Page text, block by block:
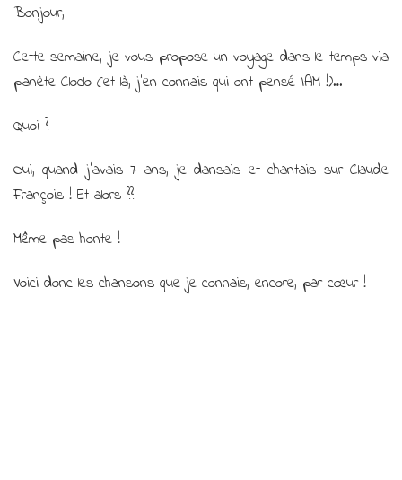
tout
droit….
Bonjour,
Cette semaine, je vous propose un voyage dans le temps via
planète Cloclo (et là, j’en connais qui ont pensé IAM !)…
Quoi ?
Oui, quand j’avais 7 ans, je dansais et chantais sur Claude
François ! Et alors ??
Même pas honte !
Voici donc les chansons que je connais, encore, par cœur !